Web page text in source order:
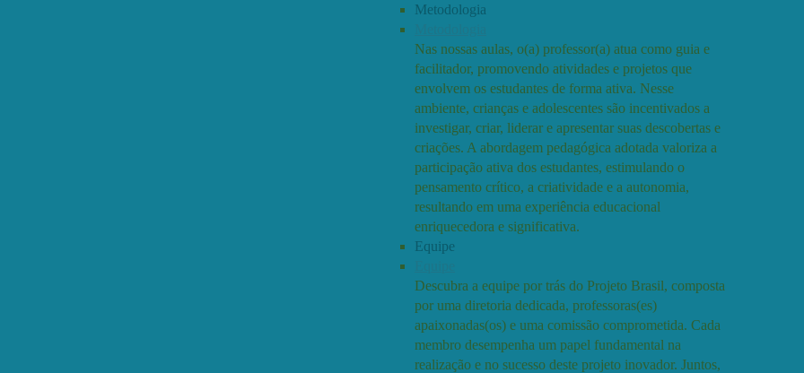
Metodologia
Nas nossas aulas, o(a) professor(a) atua como guia e
facilitador, promovendo atividades e projetos que
envolvem os estudantes de forma ativa. Nesse
ambiente, crianças e adolescentes são incentivados a
investigar, criar, liderar e apresentar suas descobertas e
criações. A abordagem pedagógica adotada valoriza a
participação ativa dos estudantes, estimulando o
pensamento crítico, a criatividade e a autonomia,
resultando em uma experiência educacional
enriquecedora e significativa.
Equipe
Descubra a equipe por trás do Projeto Brasil, composta
por uma diretoria dedicada, professoras(es)
apaixonadas(os) e uma comissão comprometida. Cada
membro desempenha um papel fundamental na
realização e no sucesso deste projeto inovador. Juntos,